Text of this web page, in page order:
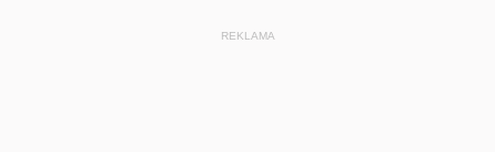
REKLAMA